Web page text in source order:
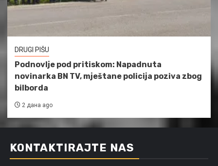
DRUGI PIŠU
Podnovlje pod pritiskom: Napadnuta
novinarka BN TV, mještane policija poziva zbog
bilborda
2 дана ago
KONTAKTIRAJTE NAS